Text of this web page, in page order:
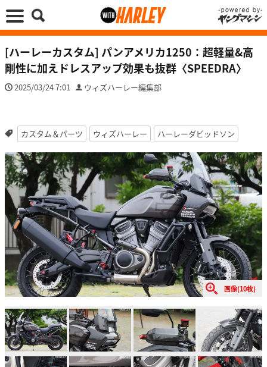
[ハーレーカスタム] パンアメリカ1250：超軽量&高
剛性に加えドレスアップ効果も抜群〈SPEEDRA〉
2025/03/24 7:01 ウィズハーレー編集部
カスタム＆パーツ ウィズハーレー ハーレーダビッドソン
画像(10枚)